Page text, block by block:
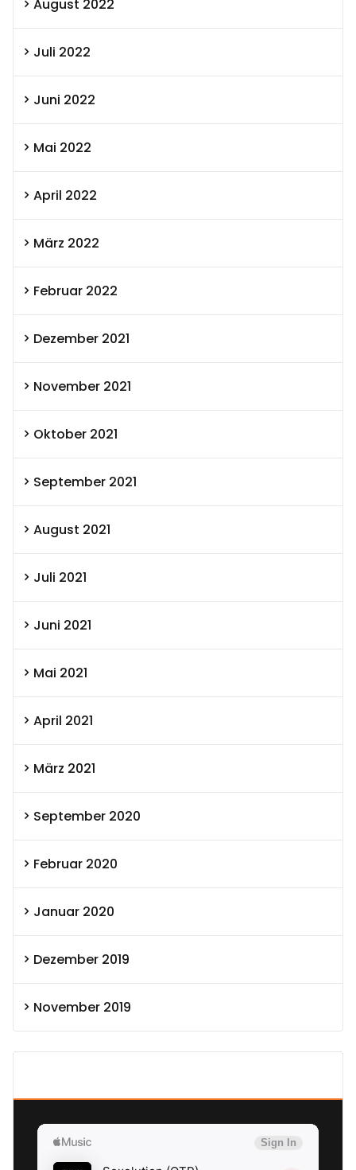
August 2022
Juli 2022
Juni 2022
Mai 2022
April 2022
März 2022
Februar 2022
Dezember 2021
November 2021
Oktober 2021
September 2021
August 2021
Juli 2021
Juni 2021
Mai 2021
April 2021
März 2021
September 2020
Februar 2020
Januar 2020
Dezember 2019
November 2019